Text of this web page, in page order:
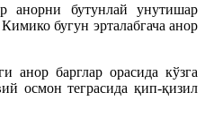
анорни бутунлай унутишар
бугун эрталабгача анор
анор барглар орасида кўзга
осмон теграсида қип-қизил